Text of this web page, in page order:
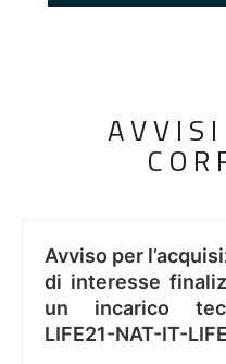
Avviso per
di interesse
un incarico
LIFE21-NAT-IT-